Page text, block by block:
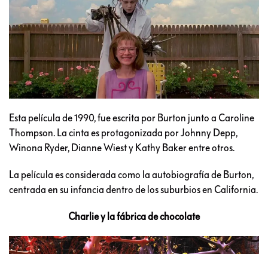
Esta película de 1990, fue escrita por Burton junto a Caroline
Thompson. La cinta es protagonizada por Johnny Depp,
Winona Ryder, Dianne Wiest y Kathy Baker entre otros.
La película es considerada como la autobiografía de Burton,
centrada en su infancia dentro de los suburbios en California.
Charlie y la fábrica de chocolate